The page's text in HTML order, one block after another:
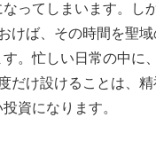
ってしまいます。し
けば、その時間を聖
す。忙しい日常の中に
だけ設けることは、
資になります。